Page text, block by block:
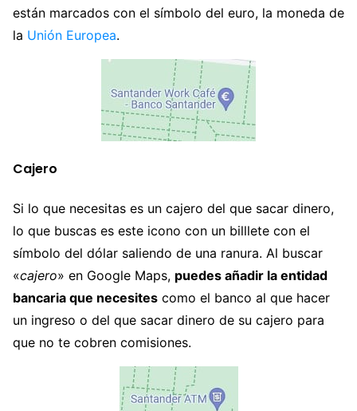
están marcados con el símbolo del euro, la moneda de
la Unión Europea.
Cajero
Si lo que necesitas es un cajero del que sacar dinero,
lo que buscas es este icono con un billlete con el
símbolo del dólar saliendo de una ranura. Al buscar
«cajero» en Google Maps, puedes añadir la entidad
bancaria que necesites como el banco al que hacer
un ingreso o del que sacar dinero de su cajero para
que no te cobren comisiones.